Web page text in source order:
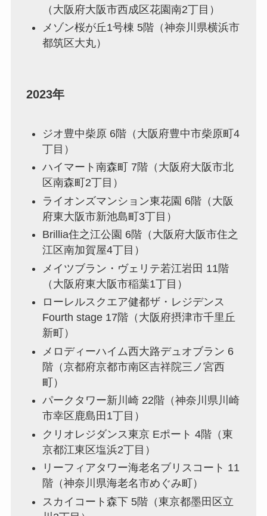
（大阪府大阪市西成区花園南2丁目）
メゾン桜が丘1号棟 5階（神奈川県横浜市
都筑区大丸）
2023年
ジオ豊中柴原 6階（大阪府豊中市柴原町4
丁目）
ハイマート南森町 7階（大阪府大阪市北
区南森町2丁目）
ライオンズマンション東花園 6階（大阪
府東大阪市新池島町3丁目）
Brillia住之江公園 6階（大阪府大阪市住之
江区南加賀屋4丁目）
メイツブラン・ヴェリテ若江岩田 11階
（大阪府東大阪市稲葉1丁目）
ローレルスクエア健都ザ・レジデンス
Fourth stage 17階（大阪府摂津市千里丘
新町）
メロディーハイム西大路デュオブラン 6
階（京都府京都市南区吉祥院三ノ宮西
町）
パークタワー新川崎 22階（神奈川県川崎
市幸区鹿島田1丁目）
クリオレジダンス東京 Eポート 4階（東
京都江東区塩浜2丁目）
リーフィアタワー海老名ブリスコート 11
階（神奈川県海老名市めぐみ町）
スカイコート森下 5階（東京都墨田区立